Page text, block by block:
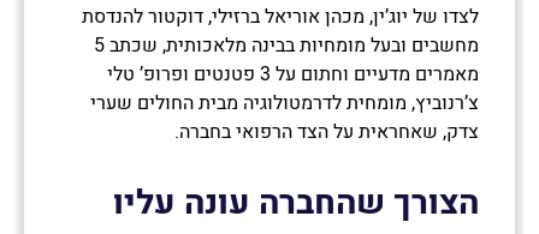
לצדו של יוג’ין, מכהן אוריאל ברזילי, דוקטור להנדסת
מחשבים ובעל מומחיות בבינה מלאכותית, שכתב 5
מאמרים מדעיים וחתום על 3 פטנטים ופרופ’ טלי
צ’רנוביץ, מומחית לדרמטולוגיה מבית החולים שערי
צדק, שאחראית על הצד הרפואי בחברה.
הצורך שהחברה עונה עליו